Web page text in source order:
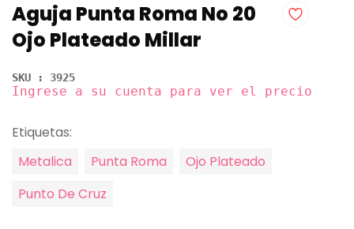
Aguja Punta Roma No 20
Ojo Plateado Millar
SKU : 3925
Ingrese a su cuenta para ver el precio
Etiquetas:
Metalica
Punta Roma
Ojo Plateado
Punto De Cruz